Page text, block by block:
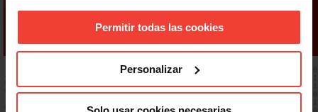
Permitir todas las cookies
Personalizar